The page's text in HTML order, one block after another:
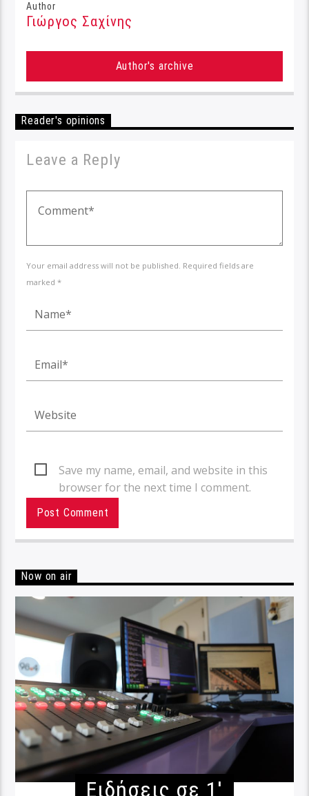
Author
Γιώργος Σαχίνης
Author's archive
Reader's opinions
Leave a Reply
Your email address will not be published. Required fields are
marked *
Save my name, email, and website in this
browser for the next time I comment.
Now on air
Ειδήσεις σε 1′